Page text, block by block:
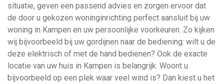
situatie, geven een passend advies en zorgen ervoor dat
de door u gekozen woninginrichting perfect aansluit bij uw
woning in Kampen en uw persoonlijke voorkeuren. Zo kijken
wij bijvoorbeeld bij uw gordijnen naar de bediening: wilt u de
deze elektrisch of met de hand bedienen? Ook de exacte
locatie van uw huis in Kampen is belangrijk. Woont u
bijvoorbeeld op een plek waar veel wind is? Dan kiest u het